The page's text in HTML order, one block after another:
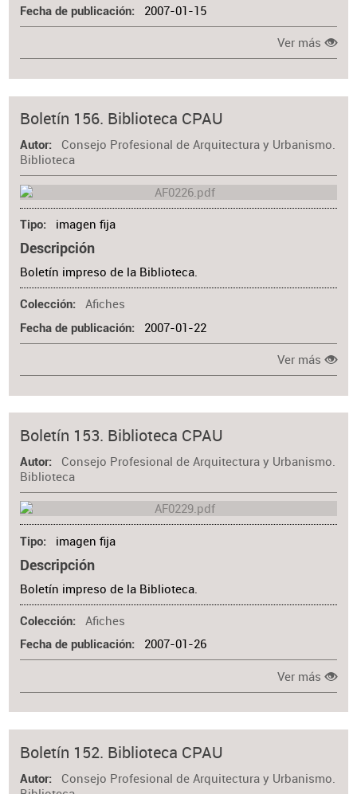
Fecha de publicación 2007-01-15
Ver más
Boletín 156. Biblioteca CPAU
Autor
Consejo Profesional de Arquitectura y Urbanismo.
Biblioteca
Tipo imagen fija
Descripción
Boletín impreso de la Biblioteca.
Colección Afiches
Fecha de publicación 2007-01-22
Ver más
Boletín 153. Biblioteca CPAU
Autor
Consejo Profesional de Arquitectura y Urbanismo.
Biblioteca
Tipo imagen fija
Descripción
Boletín impreso de la Biblioteca.
Colección Afiches
Fecha de publicación 2007-01-26
Ver más
Boletín 152. Biblioteca CPAU
Autor
Consejo Profesional de Arquitectura y Urbanismo.